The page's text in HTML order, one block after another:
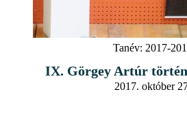
Tanév: 2017-
IX. Görgey Artúr
2017. október